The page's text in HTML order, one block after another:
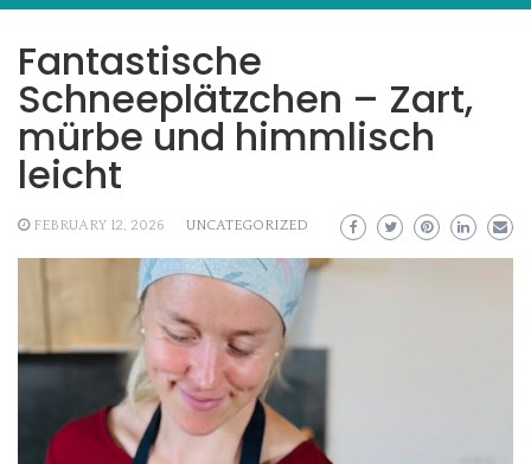
Fantastische
Schneeplätzchen – Zart,
mürbe und himmlisch
leicht
FEBRUARY 12, 2026 UNCATEGORIZED